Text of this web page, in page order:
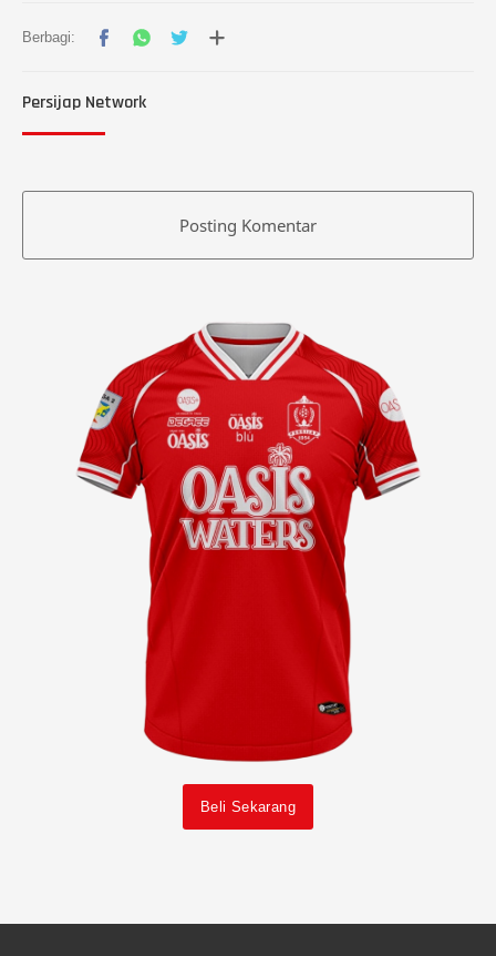
Persijap Network
Posting Komentar
Beli Sekarang